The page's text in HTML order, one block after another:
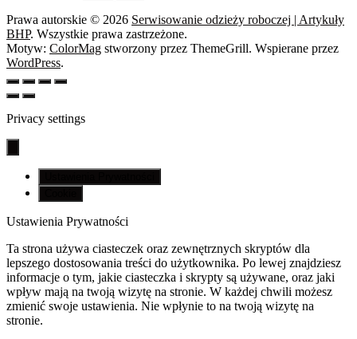
Prawa autorskie © 2026 Serwisowanie odzieży roboczej | Artykuły
BHP. Wszystkie prawa zastrzeżone.
Motyw: ColorMag stworzony przez ThemeGrill. Wspierane przez
WordPress.
Privacy settings
Ustawienia Prywatności
Ta strona używa ciasteczek oraz zewnętrznych skryptów dla
lepszego dostosowania treści do użytkownika. Po lewej znajdziesz
informacje o tym, jakie ciasteczka i skrypty są używane, oraz jaki
wpływ mają na twoją wizytę na stronie. W każdej chwili możesz
zmienić swoje ustawienia. Nie wpłynie to na twoją wizytę na
stronie.